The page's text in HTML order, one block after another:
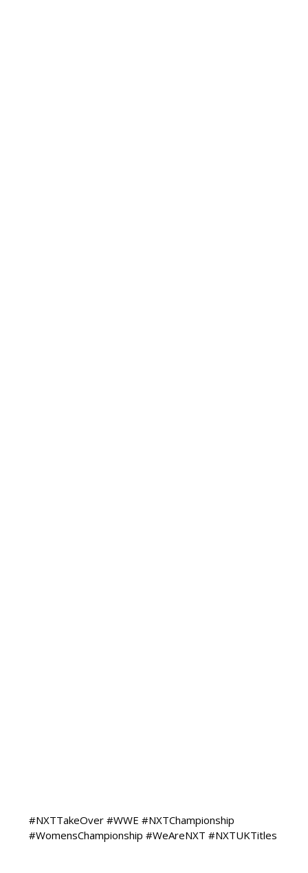
#NXTTakeOver #WWE #NXTChampionship
#WomensChampionship #WeAreNXT #NXTUKTitles